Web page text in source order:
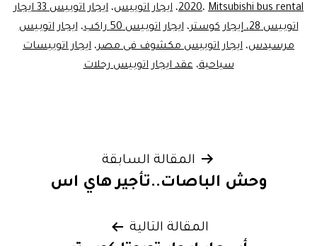
2020، Mitsubishi bus rental ، ايجار اتوبيس،
ايجار اتوبيس 33 ايجار
اتوبيس 28، إيجار كوستر
،ايجار اتوبيس 50 راكب ،ايجار اتوبيس
مرسيدس، ايجار اتوبيس مكشوف فى مصر، ايجار اتوبيسات
سياحية،عقد ايجار اتوبيس رحلات
المقالات
المقالة السابقة
وحش الباصات..تأجير هاي اس
المقالة التالية